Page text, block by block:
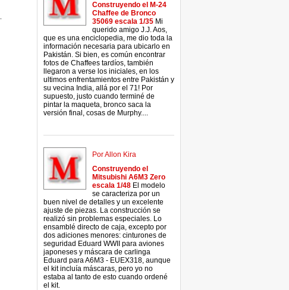
Construyendo el M-24
Chaffee de Bronco
35069 escala 1/35 Mi
querido amigo J.J. Aos,
que es una enciclopedia, me dio toda la
información necesaria para ubicarlo en
Pakistán. Si bien, es común encontrar
fotos de Chaffees tardíos, también
llegaron a verse los iniciales, en los
ultimos enfrentamientos entre Pakistán y
su vecina India, allá por el 71! Por
supuesto, justo cuando terminé de
pintar la maqueta, bronco saca la
versión final, cosas de Murphy....
Por Allon Kira
Construyendo el
Mitsubishi A6M3 Zero
escala 1/48 El modelo
se caracteriza por un
buen nivel de detalles y un excelente
ajuste de piezas. La construcción se
realizó sin problemas especiales. Lo
ensamblé directo de caja, excepto por
dos adiciones menores: cinturones de
seguridad Eduard WWII para aviones
japoneses y máscara de carlinga
Eduard para A6M3 - EUEX318, aunque
el kit incluía máscaras, pero yo no
estaba al tanto de esto cuando ordené
el kit.